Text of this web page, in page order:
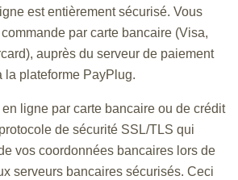
est entièrement sécurisé. Vous
par carte bancaire (Visa,
auprès du serveur de paiement
la plateforme PayPlug.
ligne par carte bancaire ou de crédit
de sécurité SSL/TLS qui
vos coordonnées bancaires lors de
serveurs bancaires sécurisés. Ceci